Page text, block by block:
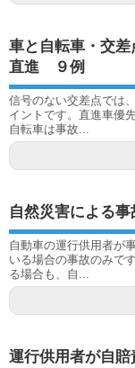
車と自転車・交
直進 ９例
信号のない交差点では
イントです。直進車優
自転車は事故...
自然災害による
自動車の運行供用者が
いる場合の事故のみで
る場合も、自...
運行供用者が自